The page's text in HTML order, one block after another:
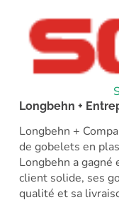
Longbehn +
Longbehn +
de gobelets en
Longbehn a gagné
client solide, ses
qualité et sa